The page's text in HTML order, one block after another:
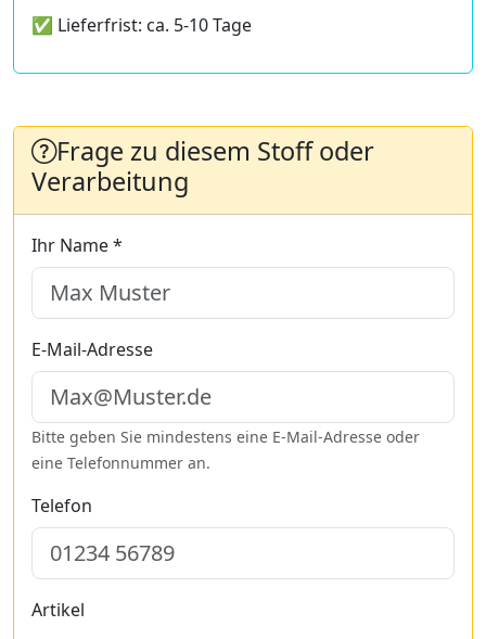
✅ Lieferfrist: ca. 5-10 Tage
Frage zu diesem Stoff oder
Verarbeitung
Ihr Name *
E-Mail-Adresse
Bitte geben Sie mindestens eine E-Mail-Adresse oder
eine Telefonnummer an.
Telefon
Artikel